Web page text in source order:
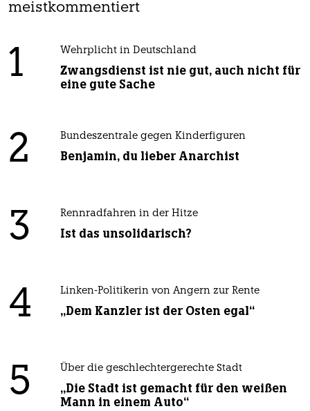
meistkommentiert
1 Wehrplicht in Deutschland
Zwangsdienst ist nie gut, auch nicht für
eine gute Sache
2 Bundeszentrale gegen Kinderfiguren
Benjamin, du lieber Anarchist
3 Rennradfahren in der Hitze
Ist das unsolidarisch?
4 Linken-Politikerin von Angern zur Rente
„Dem Kanzler ist der Osten egal“
5 Über die geschlechtergerechte Stadt
„Die Stadt ist gemacht für den weißen
Mann in einem Auto“